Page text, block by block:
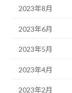
2023年8月
2023年6月
2023年5月
2023年4月
2023年2月